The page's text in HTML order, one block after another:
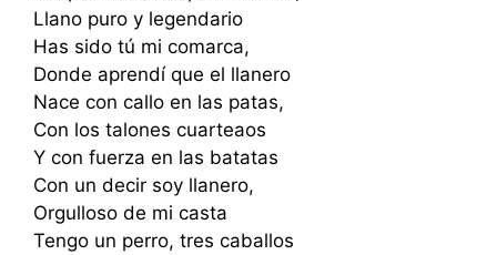
Llano puro y legendario
Has sido tú mi comarca,
Donde aprendí que el llanero
Nace con callo en las patas,
Con los talones cuarteaos
Y con fuerza en las batatas
Con un decir soy llanero,
Orgulloso de mi casta
Tengo un perro, tres caballos